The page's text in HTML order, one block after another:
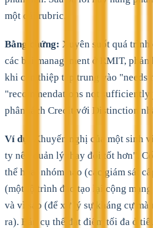
một dải rubric.
Bằng chứng: Xuyên suốt quá trình
các bài management ở RMIT,
khi can thiệp tập trung vào
"recommendations not
phân tách Credit với Distinction
Ví dụ:
Khuyến nghị của một sinh
ty nên quản lý thay đổi tốt hơn".
thể hóa: nhóm nào (các giám sát
(một lộ trình đào tạo lại cộng
và vì sao (để xử lý sự kháng cự
ra). Bản cụ thể đạt điểm tối đa ở